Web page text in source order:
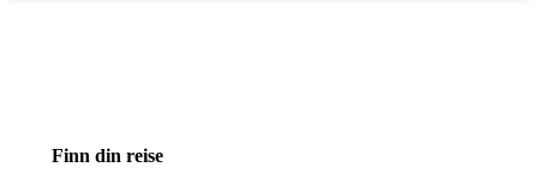
Finn din reise